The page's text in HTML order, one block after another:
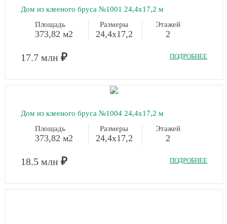
Дом из клееного бруса №1001 24,4х17,2 м
Площадь
373,82 м2
Размеры
24,4х17,2
Этажей
2
17.7 млн ₽ ПОДРОБНЕЕ
Дом из клееного бруса №1004 24,4х17,2 м
Площадь
373,82 м2
Размеры
24,4х17,2
Этажей
2
18.5 млн ₽ ПОДРОБНЕЕ